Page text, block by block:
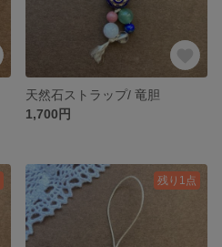
天然石ストラップ/ 竜胆
1,700円
残り1点